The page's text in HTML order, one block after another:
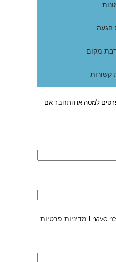
הגעה
מקום
קשורות
למטה או התחבראם
I have מדיניות פרטיות